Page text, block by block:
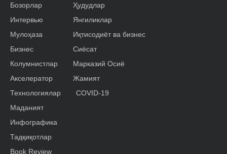
Бозорлар
Интервью
Мулоҳаза
Бизнес
Колумнистлар
Акселератор
Ҳудудлар
Янгиликлар
Иқтисодиёт ва бизнес
Сиёсат
Марказий Осиё
Жамият
Технологиялар
Маданият
Инфографика
Тадқиқотлар
Book Review
COVID-19